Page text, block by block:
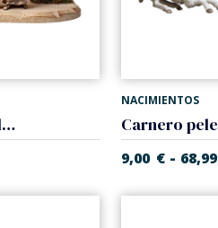
Misterio con establo (5 piezas) (Belen Casales)
NACIMIENTOS
9,00 € - 68,99